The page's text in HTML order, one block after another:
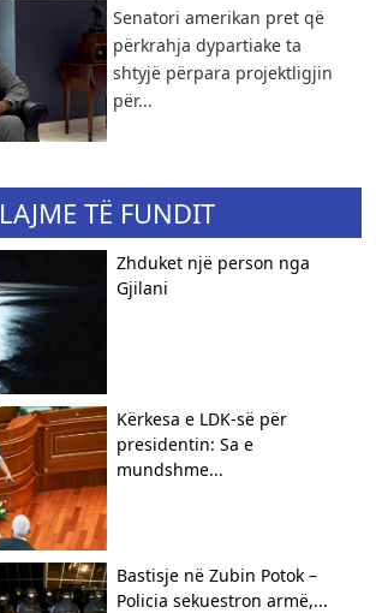
Senatori amerikan pret që
përkrahja dypartiake ta
shtyjë përpara projektligjin
për...
LAJME TË FUNDIT
Zhduket një person nga
Gjilani
Kërkesa e LDK-së për
presidentin: Sa e
mundshme...
Bastisje në Zubin Potok –
Policia sekuestron armë,...